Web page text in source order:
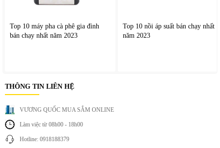
Dùng micro không dây ở khoảng cách vừa phải để
Lau chùi bằng khăn mềm, không dùng hóa chất mạnh.
Khi không sử dụng trong thời gian dài, nên sạc pin định
kỳ để duy trì tuổi thọ.
Top 10 máy pha cà phê gia đình
bán chạy nhất năm 2023
Top 10 nồi áp suất bán chạy nhất
năm 2023
THÔNG TIN LIÊN HỆ
VƯƠNG QUỐC MUA SẮM ONLINE
Làm việc từ 08h00 - 18h00
Hotline: 0918188379